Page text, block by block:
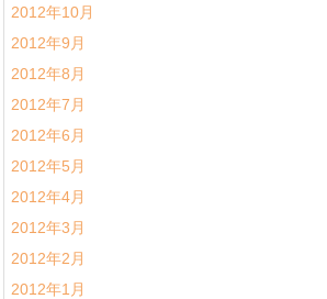
2012年10月
2012年9月
2012年8月
2012年7月
2012年6月
2012年5月
2012年4月
2012年3月
2012年2月
2012年1月